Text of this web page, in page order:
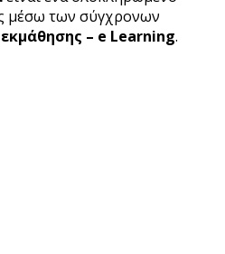
μέσω των σύγχρονων
– e Learning.